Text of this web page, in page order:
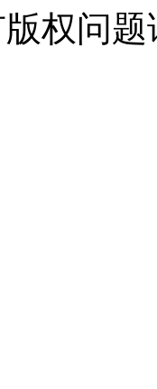
权问